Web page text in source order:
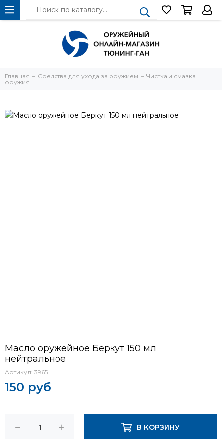
Главная Средства для ухода за оружием
Чистка и смазка
оружия
Масло оружейное Беркут 150 мл
нейтральное
Артикул: 3965
150 руб
В КОРЗИНУ